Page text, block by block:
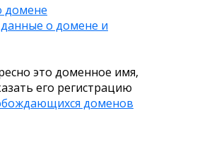
домене
о домене и
это доменное имя,
его регистрацию
доменов